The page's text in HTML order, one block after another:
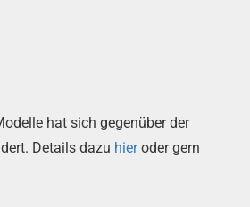
hat sich gegenüber der
Details dazu hieroder gern